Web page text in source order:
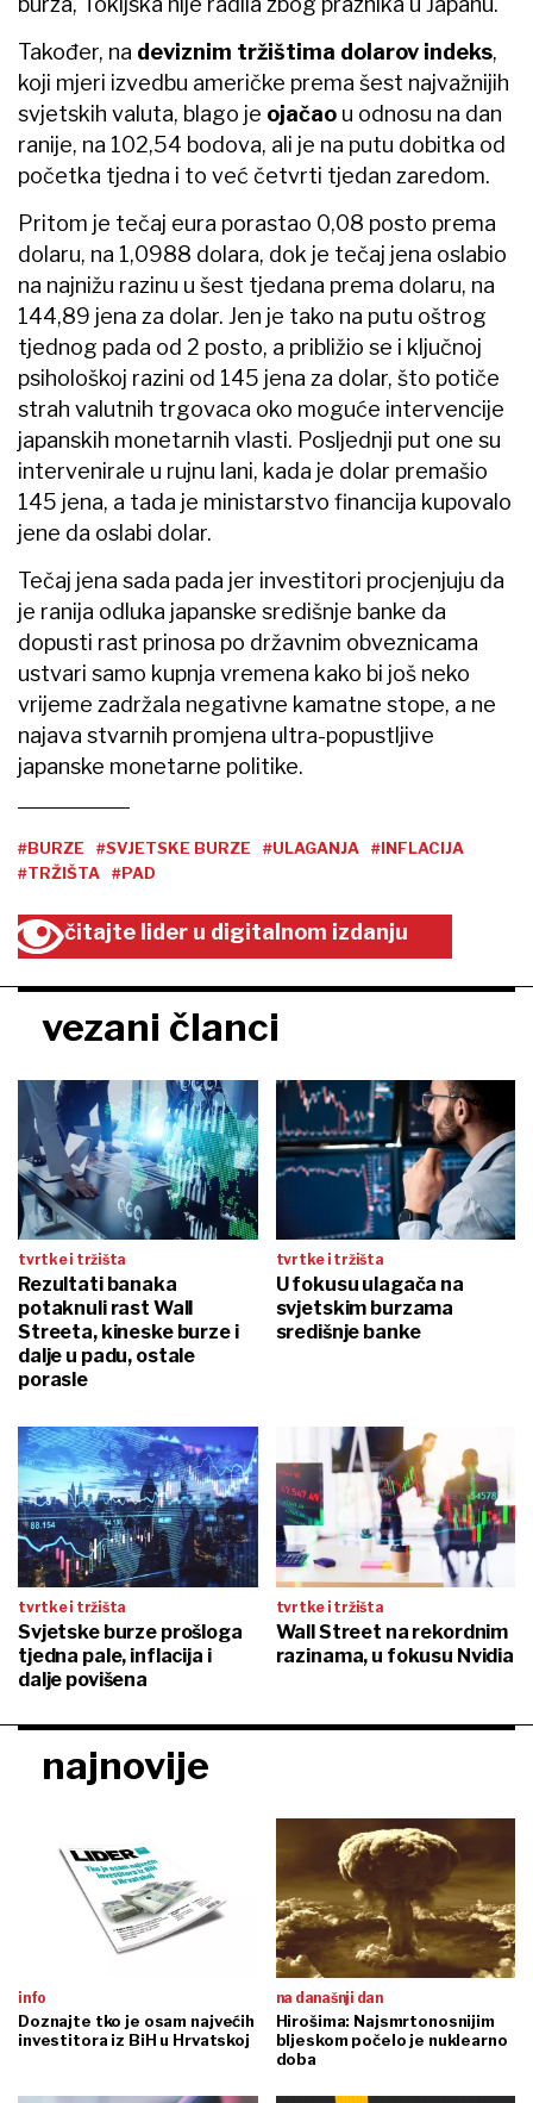
Također, na deviznim tržištima dolarov indeks,
koji mjeri izvedbu američke prema šest najvažnijih
svjetskih valuta, blago je ojačao u odnosu na dan
ranije, na 102,54 bodova, ali je na putu dobitka od
početka tjedna i to već četvrti tjedan zaredom.
Pritom je tečaj eura porastao 0,08 posto prema
dolaru, na 1,0988 dolara, dok je tečaj jena oslabio
na najnižu razinu u šest tjedana prema dolaru, na
144,89 jena za dolar. ​Jen je tako na putu oštrog
tjednog pada od 2 posto, a približio se i ključnoj
psihološkoj razini od 145 jena za dolar, što potiče
strah valutnih trgovaca oko moguće intervencije
japanskih monetarnih vlasti. Posljednji put one su
intervenirale u rujnu lani, kada je dolar premašio
145 jena, a tada je ministarstvo financija kupovalo
jene da oslabi dolar.
Tečaj jena sada pada jer investitori procjenjuju da
je ranija odluka japanske središnje banke da
dopusti rast prinosa po državnim obveznicama
ustvari samo kupnja vremena kako bi još neko
vrijeme zadržala negativne kamatne stope, a ne
najava stvarnih promjena ultra-popustljive
japanske monetarne politike.
#BURZE #SVJETSKE BURZE #ULAGANJA
#INFLACIJA
#TRŽIŠTA
#PAD
čitajte lider u digitalnom izdanju
vezani članci
tvrtke i tržišta
Rezultati banaka
potaknuli rast Wall
Streeta, kineske burze i
dalje u padu, ostale
porasle
tvrtke i tržišta
U fokusu ulagača na
svjetskim burzama
središnje banke
tvrtke i tržišta
Svjetske burze prošloga
tjedna pale, inflacija i
dalje povišena
tvrtke i tržišta
Wall Street na rekordnim
razinama, u fokusu Nvidia
najnovije
info
Doznajte tko je osam najvećih
investitora iz BiH u Hrvatskoj
na današnji dan
Hirošima: Najsmrtonosnijim
bljeskom počelo je nuklearno
doba